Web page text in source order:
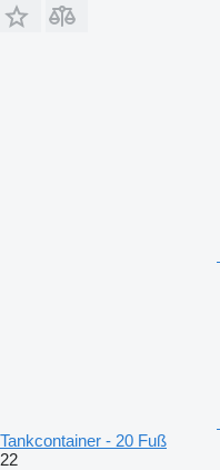
Tankcontainer - 20 Fuß
22